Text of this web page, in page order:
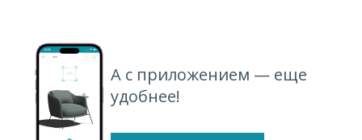
А с приложением — еще
удобнее!